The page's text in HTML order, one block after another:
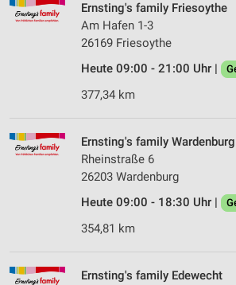
Ernsting's family Friesoythe
Am Hafen 1-3
26169 Friesoythe
Heute 09:00 - 21:00 Uhr |
377,34 km
Ernsting's family Wardenburg
Rheinstraße 6
26203 Wardenburg
Heute 09:00 - 18:30 Uhr |
354,81 km
Ernsting's family Edewecht